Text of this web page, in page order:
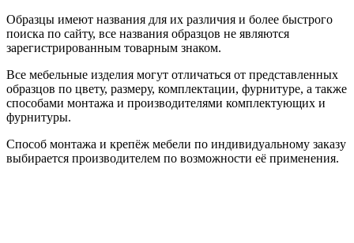
Образцы имеют названия для их различия и более быстрого
поиска по сайту, все названия образцов не являются
зарегистрированным товарным знаком.
Все мебельные изделия могут отличаться от представленных
образцов по цвету, размеру, комплектации, фурнитуре, а также
способами монтажа и производителями комплектующих и
фурнитуры.
Способ монтажа и крепёж мебели по индивидуальному заказу
выбирается производителем по возможности её применения.